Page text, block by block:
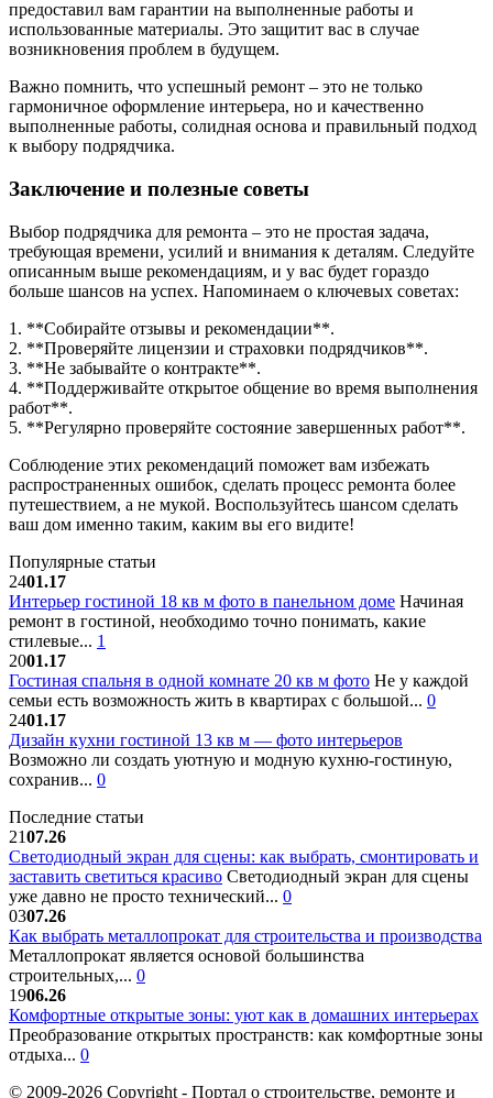
предоставил вам гарантии на выполненные работы и
использованные материалы. Это защитит вас в случае
возникновения проблем в будущем.
Важно помнить, что успешный ремонт – это не только
гармоничное оформление интерьера, но и качественно
выполненные работы, солидная основа и правильный подход
к выбору подрядчика.
Заключение и полезные советы
Выбор подрядчика для ремонта – это не простая задача,
требующая времени, усилий и внимания к деталям. Следуйте
описанным выше рекомендациям, и у вас будет гораздо
больше шансов на успех. Напоминаем о ключевых советах:
1. **Собирайте отзывы и рекомендации**.
2. **Проверяйте лицензии и страховки подрядчиков**.
3. **Не забывайте о контракте**.
4. **Поддерживайте открытое общение во время выполнения
работ**.
5. **Регулярно проверяйте состояние завершенных работ**.
Соблюдение этих рекомендаций поможет вам избежать
распространенных ошибок, сделать процесс ремонта более
путешествием, а не мукой. Воспользуйтесь шансом сделать
ваш дом именно таким, каким вы его видите!
Популярные статьи
2401.17
Интерьер гостиной 18 кв м фото в панельном доме Начиная
ремонт в гостиной, необходимо точно понимать, какие
стилевые... 1
2001.17
Гостиная спальня в одной комнате 20 кв м фото Не у каждой
семьи есть возможность жить в квартирах с большой... 0
2401.17
Дизайн кухни гостиной 13 кв м — фото интерьеров
Возможно ли создать уютную и модную кухню-гостиную,
сохранив... 0
Последние статьи
2107.26
Светодиодный экран для сцены: как выбрать, смонтировать и
заставить светиться красиво Светодиодный экран для сцены
уже давно не просто технический... 0
0307.26
Как выбрать металлопрокат для строительства и производства
Металлопрокат является основой большинства
строительных,... 0
1906.26
Комфортные открытые зоны: уют как в домашних интерьерах
Преобразование открытых пространств: как комфортные зоны
отдыха... 0
© 2009-2026 Copyright - Портал о строительстве, ремонте и